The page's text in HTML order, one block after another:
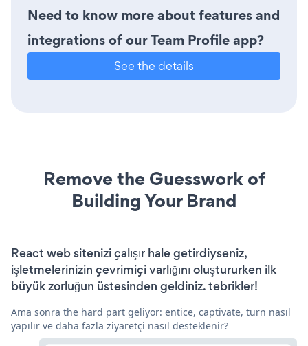
Need to know more about features and
integrations of our Team Profile app?
See the details
Remove the Guesswork of
Building Your Brand
React web sitenizi çalışır hale getirdiyseniz,
işletmelerinizin çevrimiçi varlığını oluştururken ilk
büyük zorluğun üstesinden geldiniz. tebrikler!
Ama sonra the hard part geliyor: entice, captivate, turn nasıl
yapılır ve daha fazla ziyaretçi nasıl desteklenir?